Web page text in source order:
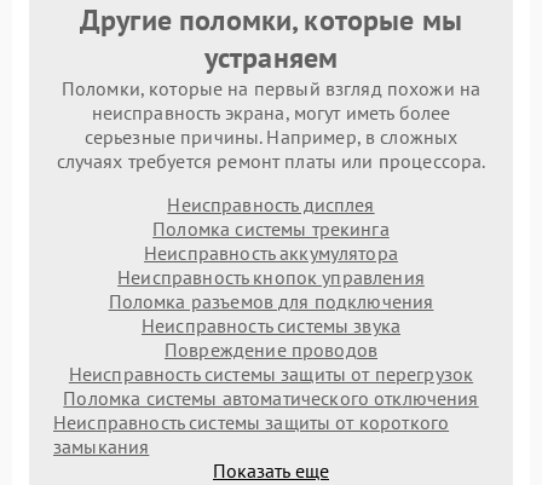
Другие поломки, которые мы
устраняем
Поломки, которые на первый взгляд похожи на
неисправность экрана, могут иметь более
серьезные причины. Например, в сложных
случаях требуется ремонт платы или процессора.
Неисправность дисплея
Поломка системы трекинга
Неисправность аккумулятора
Неисправность кнопок управления
Поломка разъемов для подключения
Неисправность системы звука
Повреждение проводов
Неисправность системы защиты от перегрузок
Поломка системы автоматического отключения
Неисправность системы защиты от короткого
замыкания
Показать еще